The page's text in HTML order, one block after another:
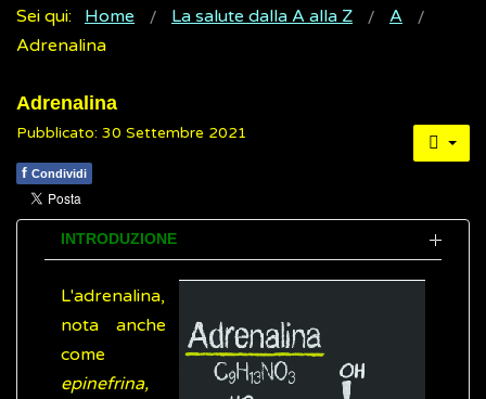
Sei qui: Home La salute dalla A alla Z
A
Adrenalina
Adrenalina
Pubblicato: 30 Settembre 2021
f Condividi
INTRODUZIONE
L'adrenalina,
nota anche
come
epinefrina,